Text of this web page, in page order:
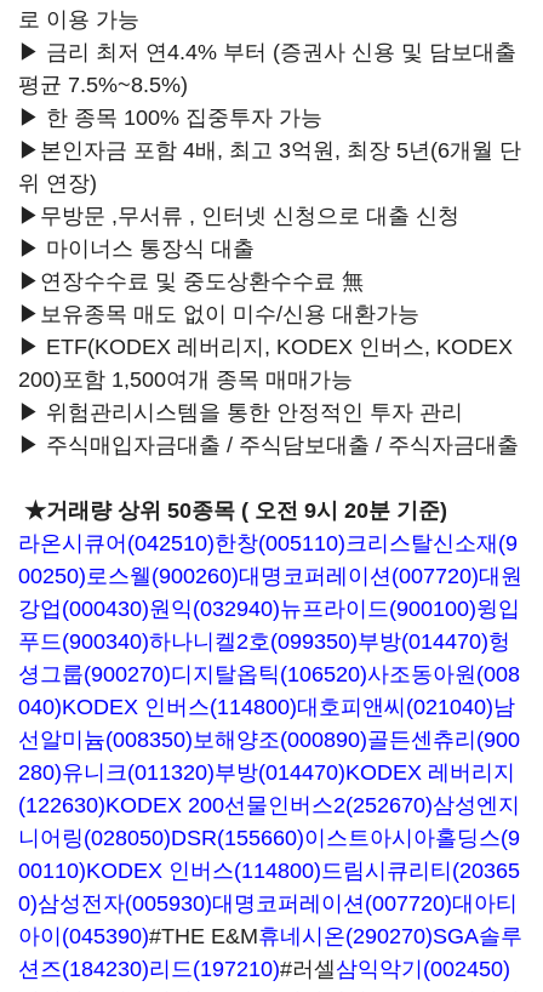
로 이용 가능
▶ 금리 최저 연4.4% 부터 (증권사 신용 및 담보대출
평균 7.5%~8.5%)
▶ 한 종목 100% 집중투자 가능
▶본인자금 포함 4배, 최고 3억원, 최장 5년(6개월 단
위 연장)
▶무방문 ,무서류 , 인터넷 신청으로 대출 신청
▶ 마이너스 통장식 대출
▶연장수수료 및 중도상환수수료 無
▶보유종목 매도 없이 미수/신용 대환가능
▶ ETF(KODEX 레버리지, KODEX 인버스, KODEX
200)포함 1,500여개 종목 매매가능
▶ 위험관리시스템을 통한 안정적인 투자 관리
▶ 주식매입자금대출 / 주식담보대출 / 주식자금대출
★거래량 상위 50종목 ( 오전 9시 20분 기준)
라온시큐어(042510)한창(005110)크리스탈신소재(9
00250)로스웰(900260)대명코퍼레이션(007720)대원
강업(000430)원익(032940)뉴프라이드(900100)윙입
푸드(900340)하나니켈2호(099350)부방(014470)헝
셩그룹(900270)디지탈옵틱(106520)사조동아원(008
040)KODEX 인버스(114800)대호피앤씨(021040)남
선알미늄(008350)보해양조(000890)골든센츄리(900
280)유니크(011320)부방(014470)KODEX 레버리지
(122630)KODEX 200선물인버스2(252670)삼성엔지
니어링(028050)DSR(155660)이스트아시아홀딩스(9
00110)KODEX 인버스(114800)드림시큐리티(20365
0)삼성전자(005930)대명코퍼레이션(007720)대아티
아이(045390)#THE E&M휴네시온(290270)SGA솔루
션즈(184230)리드(197210)#러셀삼익악기(002450)